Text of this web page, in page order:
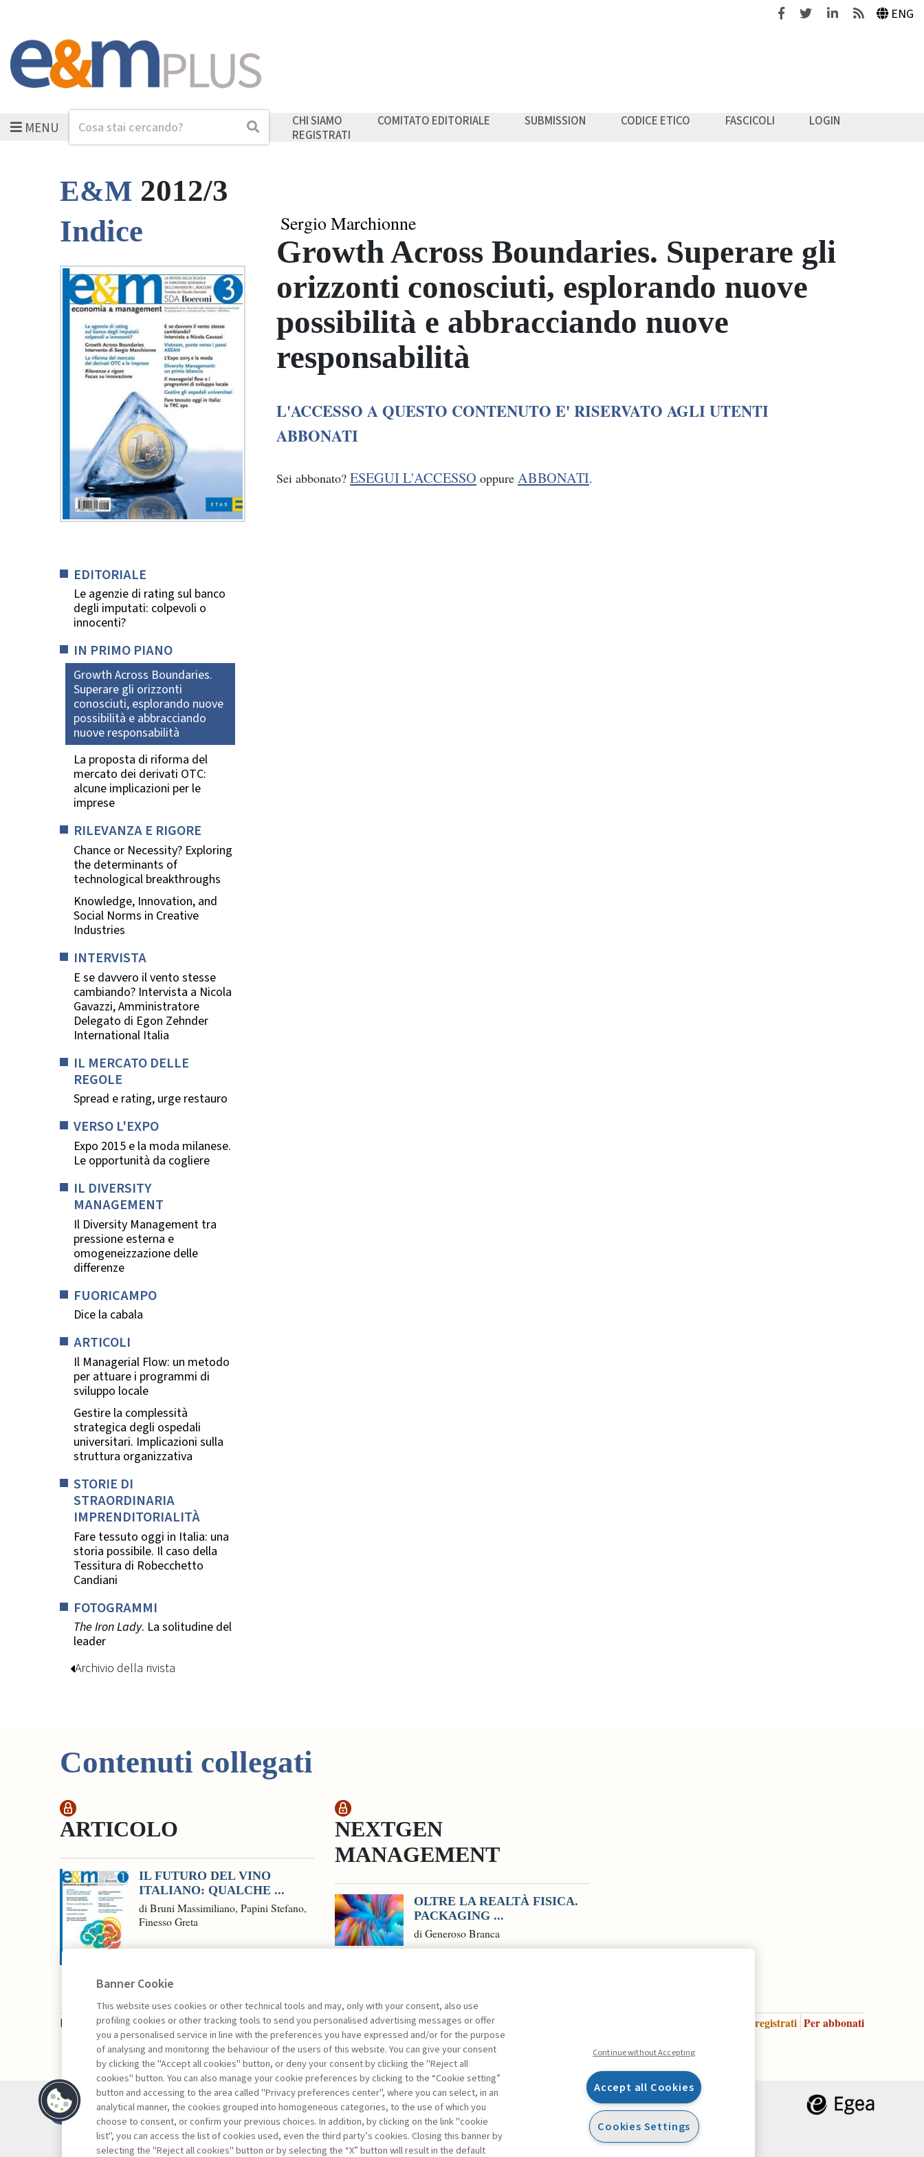
FacebookTwitterLinkedinFeeds ENG
MENUCerca Cerca CHI SIAMO COMITATO EDITORIALE SUBMISSION CODICE ETICO FASCICOLI
LOGIN
REGISTRATI
E&M 2012/3
Indice
EDITORIALE
Le agenzie di rating sul banco
degli imputati: colpevoli o
innocenti?
IN PRIMO PIANO
Growth Across Boundaries.
Superare gli orizzonti
conosciuti, esplorando nuove
possibilità e abbracciando
nuove responsabilità
La proposta di riforma del
mercato dei derivati OTC:
alcune implicazioni per le
imprese
RILEVANZA E RIGORE
Chance or Necessity? Exploring
the determinants of
technological breakthroughs
Knowledge, Innovation, and
Social Norms in Creative
Industries
INTERVISTA
E se davvero il vento stesse
cambiando? Intervista a Nicola
Gavazzi, Amministratore
Delegato di Egon Zehnder
International Italia
IL MERCATO DELLE
REGOLE
Spread e rating, urge restauro
VERSO L'EXPO
Expo 2015 e la moda milanese.
Le opportunità da cogliere
IL DIVERSITY
MANAGEMENT
Il Diversity Management tra
pressione esterna e
omogeneizzazione delle
differenze
FUORICAMPO
Dice la cabala
ARTICOLI
Il Managerial Flow: un metodo
per attuare i programmi di
sviluppo locale
Gestire la complessità
strategica degli ospedali
universitari. Implicazioni sulla
struttura organizzativa
STORIE DI
STRAORDINARIA
IMPRENDITORIALITÀ
Fare tessuto oggi in Italia: una
storia possibile. Il caso della
Tessitura di Robecchetto
Candiani
FOTOGRAMMI
The Iron Lady. La solitudine del
leader
Archivio della rivista
Sergio Marchionne
Growth Across Boundaries. Superare gli
orizzonti conosciuti, esplorando nuove
possibilità e abbracciando nuove
responsabilità
L'ACCESSO A QUESTO CONTENUTO E' RISERVATO AGLI UTENTI
ABBONATI
Sei abbonato? ESEGUI L'ACCESSO oppure ABBONATI.
Contenuti collegati
ARTICOLO
IL FUTURO DEL VINO
ITALIANO: QUALCHE ...
di Bruni Massimiliano, Papini Stefano,
Finesso Greta
NEXTGEN
MANAGEMENT
OLTRE LA REALTÀ FISICA.
PACKAGING ...
di Generoso Branca
La consultazione dei libri è riservata esclusivamente agli abbonati Premium Per registrati Per abbonati
Contatti
Abbonamenti
Archivio rubriche
FacebookTwitterLinkedin
Banner Cookie
This website uses cookies or other technical tools and may, only with your consent, also use
profiling cookies or other tracking tools to send you personalised advertising messages or offer
you a personalised service in line with the preferences you have expressed and/or for the purpose
of analysing and monitoring the behaviour of the users of this website. You can give your consent
by clicking the "Accept all cookies" button, or deny your consent by clicking the "Reject all
cookies" button. You can also manage your cookie preferences by clicking to the “Cookie setting”
button and accessing to the area called "Privacy preferences center", where you can select, in an
analytical manner, the cookies grouped into homogeneous categories, to the use of which you
choose to consent, or confirm your previous choices. In addition, by clicking on the link "cookie
list", you can access the list of cookies used, even the third party’s cookies. Closing this banner by
selecting the "Reject all cookies" button or by selecting the “X” button will result in the default
Continue without Accepting
Accept all Cookies
Cookies Settings